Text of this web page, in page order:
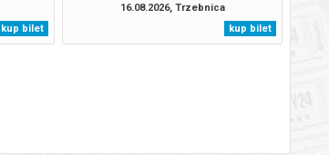
kup bilet
16.08.2026, Trzebnica
kup bilet